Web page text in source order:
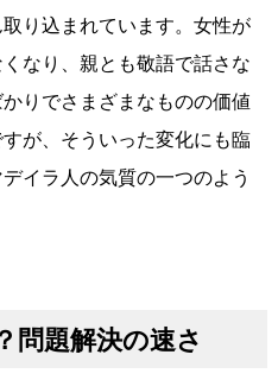
り込まれています。女性が
なり、親とも敬語で話さな
りでさまざまなものの価値
が、そういった変化にも臨
イラ人の気質の一つのよう
問題解決の速さ